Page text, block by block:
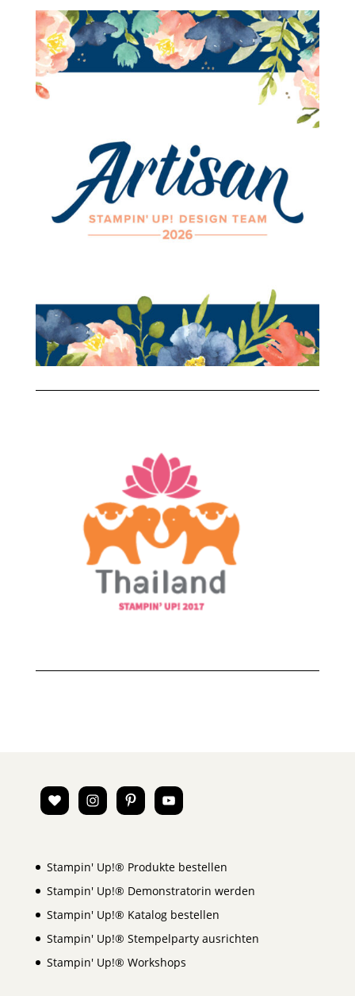
Stampin' Up!® Produkte bestellen
Stampin' Up!® Demonstratorin werden
Stampin' Up!® Katalog bestellen
Stampin' Up!® Stempelparty ausrichten
Stampin' Up!® Workshops